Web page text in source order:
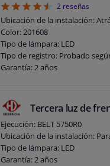
4.5
2 reseñas
Ubicación de la instalación:
Color: 201608
Tipo de lámpara: LED
Tipo de registro: Probado
Garantía: 2 años
Tercera luz de
Ejecución: BELT 5750R0
Ubicación de la instalación:
Tipo de lámpara: LED
Garantía: 2 años